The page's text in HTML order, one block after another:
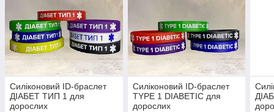
Силіконовий ID-браслет
ДІАБЕТ ТИП 1 для
дорослих
Силіконовий ID-браслет
TYPE 1 DIABETIC для
дорослих